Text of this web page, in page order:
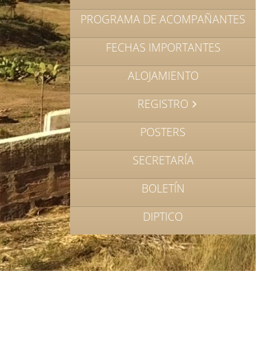
PROGRAMA DE ACOMPAÑANTES
FECHAS IMPORTANTES
ALOJAMIENTO
REGISTRO
POSTERS
SECRETARÍA
BOLETÍN
DIPTICO